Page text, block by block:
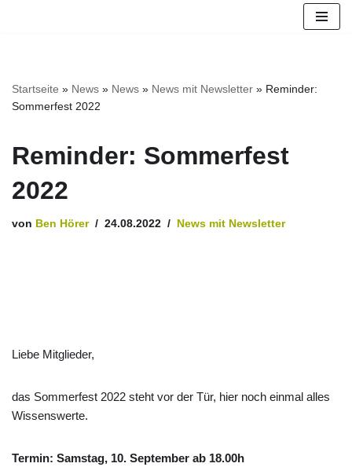
Startseite » News » News » News mit Newsletter » Reminder:
Sommerfest 2022
Reminder: Sommerfest
2022
von Ben Hörer 24.08.2022 News mit Newsletter
Liebe Mitglieder,
das Sommerfest 2022 steht vor der Tür, hier noch einmal alles
Wissenswerte.
Termin: Samstag, 10. September ab 18.00h